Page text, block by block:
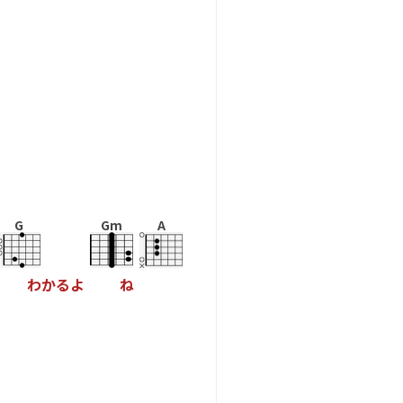
G
わかるよ
Gm
ね
A